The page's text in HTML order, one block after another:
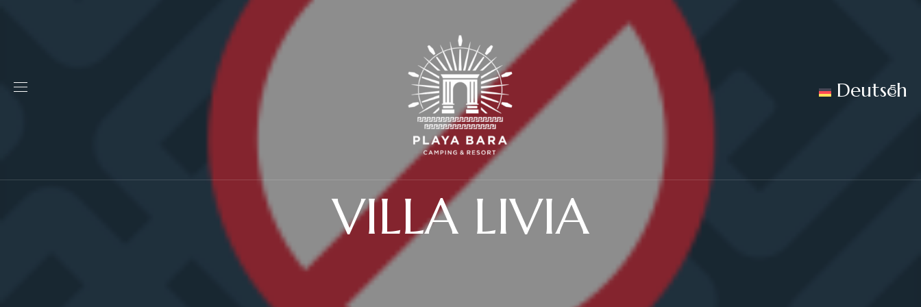
Deutsch
VILLA LIVIA